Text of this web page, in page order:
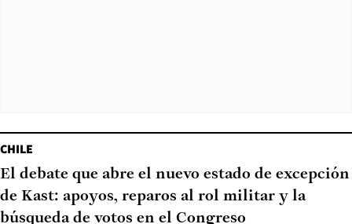
CHILE
El debate que abre el nuevo estado de excepción
de Kast: apoyos, reparos al rol militar y la
búsqueda de votos en el Congreso